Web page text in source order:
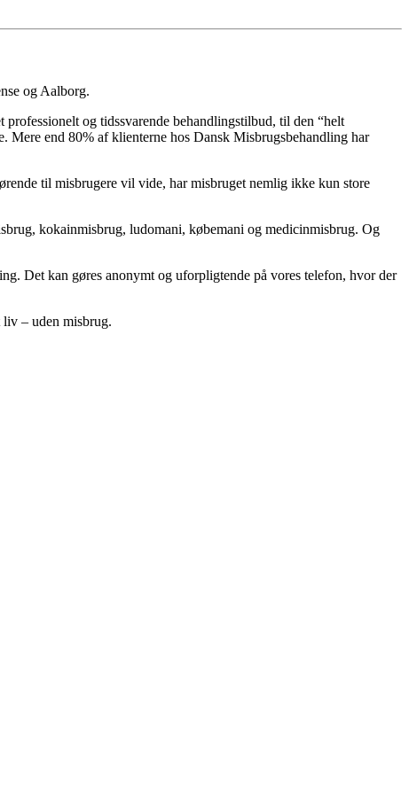
og Aalborg.
og tidssvarende behandlingstilbud, til den “helt
Mere end 80% af klienterne hos Dansk Misbrugsbehandling har
til misbrugere vil vide, har misbruget nemlig ikke kun store
kokainmisbrug, ludomani, købemani og medicinmisbrug. Og
Det kan gøres anonymt og uforpligtende på vores telefon, hvor der
– uden misbrug.